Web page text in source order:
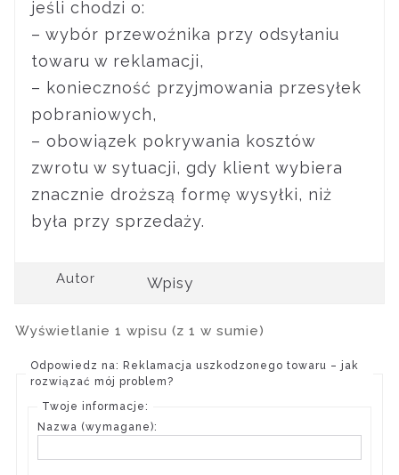
jeśli chodzi o:
– wybór przewoźnika przy odsyłaniu
towaru w reklamacji,
– konieczność przyjmowania przesyłek
pobraniowych,
– obowiązek pokrywania kosztów
zwrotu w sytuacji, gdy klient wybiera
znacznie droższą formę wysyłki, niż
była przy sprzedaży.
Autor Wpisy
Wyświetlanie 1 wpisu (z 1 w sumie)
Odpowiedz na: Reklamacja uszkodzonego towaru – jak
rozwiązać mój problem?
Twoje informacje:
Nazwa (wymagane):